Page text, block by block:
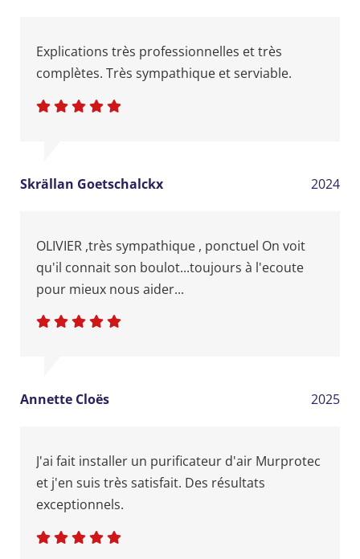
Explications très professionnelles et très
complètes. Très sympathique et serviable.
Skrällan Goetschalckx 2024
OLIVIER ,très sympathique , ponctuel On voit
qu'il connait son boulot...toujours à l'ecoute
pour mieux nous aider...
Annette Cloës 2025
J'ai fait installer un purificateur d'air Murprotec
et j'en suis très satisfait. Des résultats
exceptionnels.